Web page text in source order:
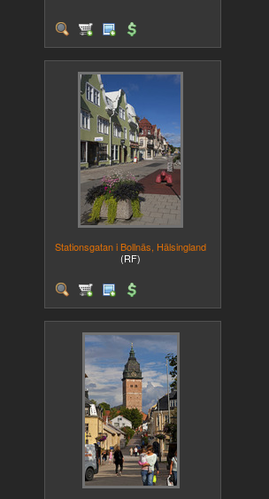
Stationsgatan i Bollnäs, Hälsingland
(RF)